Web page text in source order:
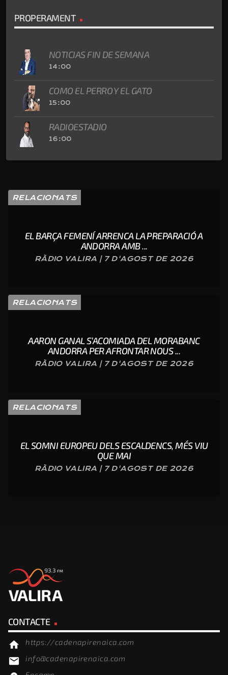
PROPERAMENT
NOTICIAS FIN DE SEMANA
14:00
COMO EL PERRO Y EL GATO
15:00
RADIOESTADIO
16:00
RELACIONATS
EL BARÇA FEMENÍ ARRENCA LA PREPARACIÓ A
ANDORRA AMB ...
RÀDIO VALIRA | 7 D'AGOST DE 2026
RELACIONATS
AARON GANAL S’ACOMIADA DEL MORABANC
ANDORRA PER AFRONTAR NOUS ...
RÀDIO VALIRA | 7 D'AGOST DE 2026
RELACIONATS
EL SOMNI EUROPEU DELS ESCALDENCS, MÉS VIU
QUE MAI
RÀDIO VALIRA | 7 D'AGOST DE 2026
CONTACTE
home https://cadenapirenaica.com
email info@cadenapirenaica.com